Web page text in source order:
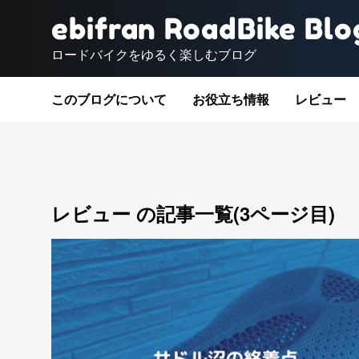
ebifran RoadBike
ロードバイクをゆるく楽しむブログ
このブログについて お役立ち情報 レビュー
レビュー の記事一覧(3ページ目)